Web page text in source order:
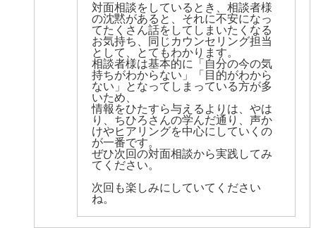
対面相談をしているとき、相談者様
の沈黙があると、それに不安になっ
てたくさん話をしてしまいたくなる
お気持ち、同じカウンセリング担当
として、とてもわかります。
相談者様は基本的に「自分の今の気
持ちがわからない」「目的がわから
ない」となってしまっている方が多
いため、
情報をひたすら与えるよりは、やは
り、ちひろさんの学んだ通り、声か
けやヒアリングを中心にしていくの
が一番です。
ぜひ次回の対面相談から実践してみ
てください。
次回も楽しみにしていてください
ね。